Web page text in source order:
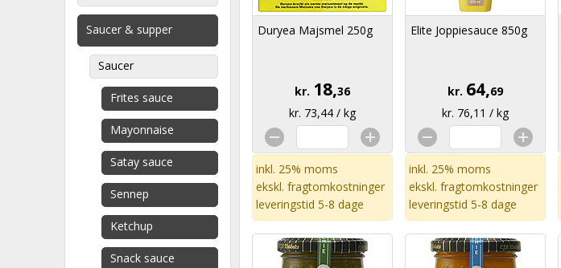
Saucer & supper
Saucer
Frites sauce
Mayonnaise
Satay sauce
Sennep
Ketchup
Snack sauce
Duryea Majsmel 250g
kr. 18,36
kr. 73,44 / kg
inkl. 25% moms
ekskl. fragtomkostninger
leveringstid 5-8 dage
Elite Joppiesauce 850g
kr. 64,69
kr. 76,11 / kg
inkl. 25% moms
ekskl. fragtomkostninger
leveringstid 5-8 dage